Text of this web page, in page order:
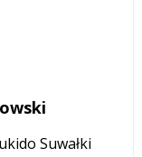
Suwałki